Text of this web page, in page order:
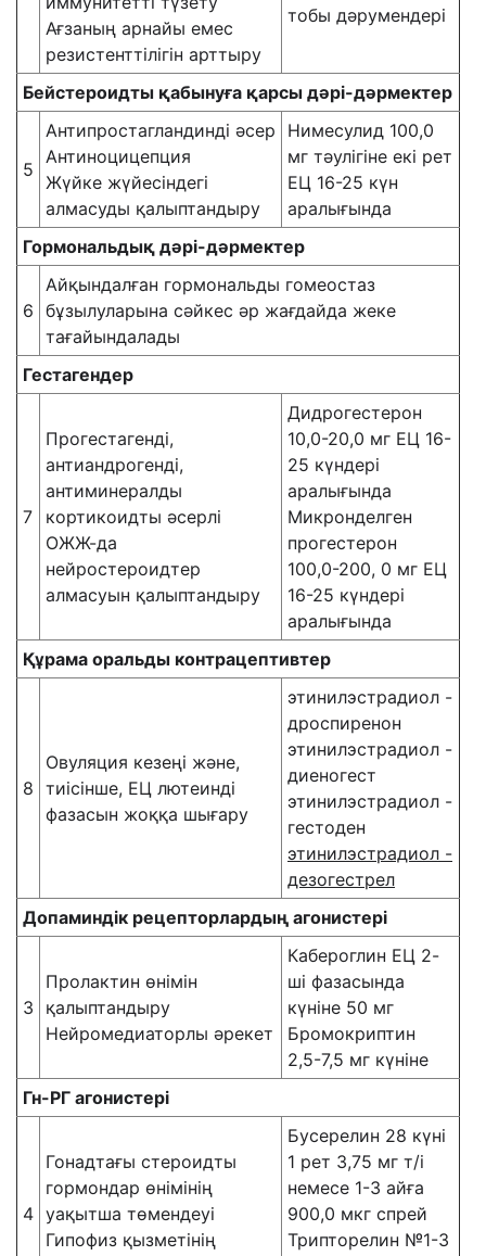
Ағзаның арнайы емес
резистенттілігін арттыру
тобы дәрумендері
Бейстероидты қабынуға қарсы дәрі-дәрмектер
5
Антипростагландинді әсер
Антиноцицепция
Жүйке жүйесіндегі
алмасуды қалыптандыру
Нимесулид 100,0
мг тәулігіне екі рет
ЕЦ 16-25 күн
аралығында
Гормональдық дәрі-дәрмектер
6
Айқындалған гормональды гомеостаз
бұзылуларына сәйкес әр жағдайда жеке
тағайындалады
Гестагендер
7
Прогестагенді,
антиандрогенді,
антиминералды
кортикоидты әсерлі
ОЖЖ-да
нейростероидтер
алмасуын қалыптандыру
Дидрогестерон
10,0-20,0 мг ЕЦ 16-
25 күндері
аралығында
Микронделген
прогестерон
100,0-200, 0 мг ЕЦ
16-25 күндері
аралығында
Құрама оральды контрацептивтер
8
Овуляция кезеңі және,
тиісінше, ЕЦ лютеинді
фазасын жоққа шығару
этинилэстрадиол -
дроспиренон
этинилэстрадиол -
диеногест
этинилэстрадиол -
гестоден
этинилэстрадиол -
дезогестрел
Допаминдік рецепторлардың агонистері
3
Пролактин өнімін
қалыптандыру
Нейромедиаторлы әрекет
Кабероглин ЕЦ 2-
ші фазасында
күніне 50 мг
Бромокриптин
2,5-7,5 мг күніне
Гн-РГ агонистері
4
Гонадтағы стероидты
гормондар өнімінің
уақытша төмендеуі
Гипофиз қызметінің
Бусерелин 28 күні
1 рет 3,75 мг т/і
немесе 1-3 айға
900,0 мкг спрей
Трипторелин №1-3